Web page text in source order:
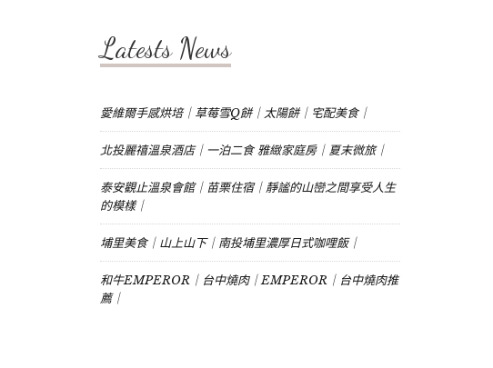
Latests News
愛維爾手感烘培｜草莓雪Q餅｜太陽餅｜宅配美食｜
北投麗禧溫泉酒店｜一泊二食 雅緻家庭房｜夏末微旅｜
泰安觀止溫泉會館｜苗栗住宿｜靜謐的山巒之間享受人生
的模樣｜
埔里美食｜山上山下｜南投埔里濃厚日式咖哩飯｜
和牛EMPEROR｜台中燒肉｜EMPEROR｜台中燒肉推
薦｜